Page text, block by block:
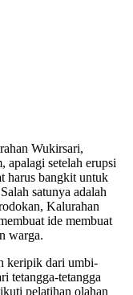
Wukirsari,
apalagi setelah erupsi
harus bangkit untuk
satunya adalah
Kalurahan
ide membuat
warga.
keripik dari umbi-
tetangga-tetangga
pelatihan olahan